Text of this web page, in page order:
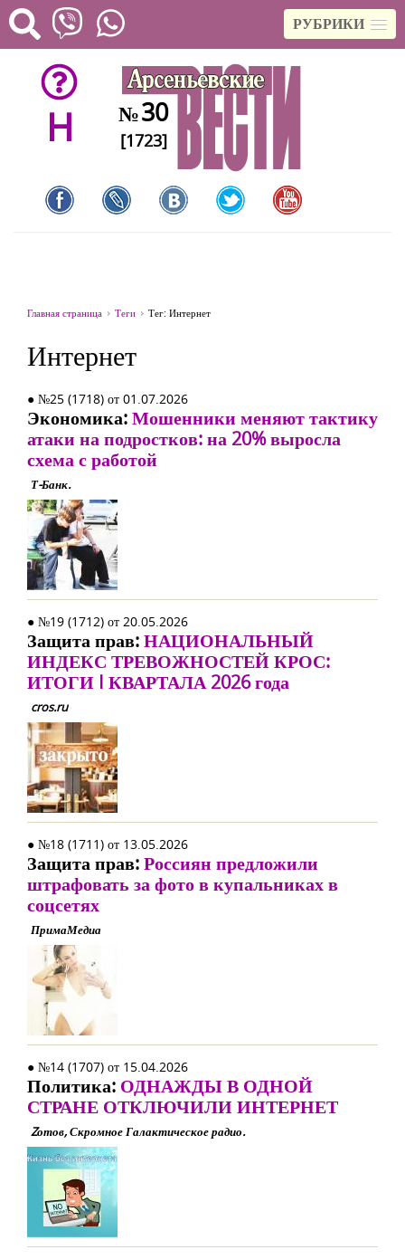
РУБРИКИ
H №30
[1723]
Главная страница Теги Тег: Интернет
Интернет
● №25 (1718) от 01.07.2026
Экономика:Мошенники меняют тактику
атаки на подростков: на 20% выросла
схема с работой
Т-Банк.
● №19 (1712) от 20.05.2026
Защита прав:НАЦИОНАЛЬНЫЙ
ИНДЕКС ТРЕВОЖНОСТЕЙ КРОС:
ИТОГИ I КВАРТАЛА 2026 года
cros.ru
● №18 (1711) от 13.05.2026
Защита прав:Россиян предложили
штрафовать за фото в купальниках в
соцсетях
ПримаМедиа
● №14 (1707) от 15.04.2026
Политика: ОДНАЖДЫ В ОДНОЙ
СТРАНЕ ОТКЛЮЧИЛИ ИНТЕРНЕТ
Zотов, Скромное Галактическое радио.